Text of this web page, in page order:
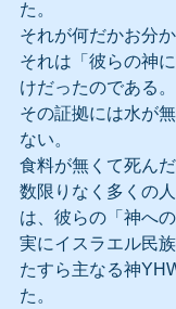
た。
それが何だかお分
それは「彼らの神
けだったのである。
その証拠には水が
ない。
食料が無くて死んだ
数限りなく多くの
は、彼らの「神へ
実にイスラエル民
たすら主なる神
た。